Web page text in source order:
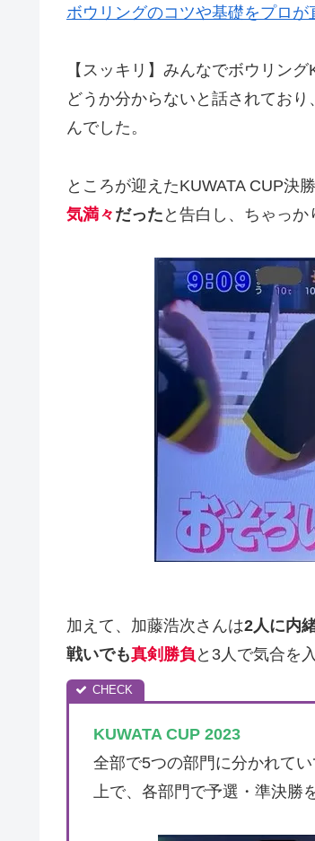
ボウリングのコツや基礎をプロが
【スッキリ】みんなでボウリン
どうか分からないと話されてお
んでした。
ところが迎えたKUWATA CUP決
気満々 だった と告白し、ちゃっか
加えて、加藤浩次さんは2人に内
戦いでも真剣勝負 と3人で気合を
KUWATA CUP 2023
全部で5つの部門に分かれて
上で、各部門で予選・準決勝